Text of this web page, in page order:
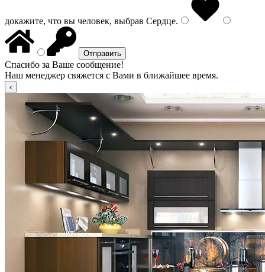
докажите, что вы человек, выбрав Сердце.
Спасибо за Ваше сообщение!
Наш менеджер свяжется с Вами в ближайшее время.